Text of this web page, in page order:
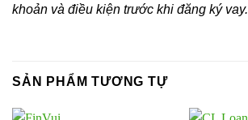
khoản và điều kiện trước khi đăng ký vay.
SẢN PHẨM TƯƠNG TỰ